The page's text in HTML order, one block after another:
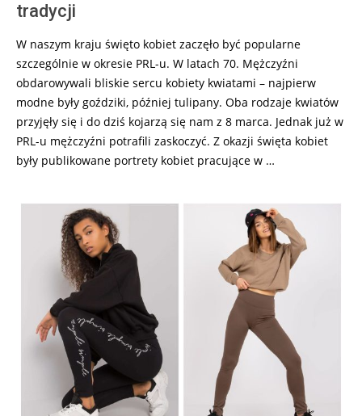
tradycji
W naszym kraju święto kobiet zaczęło być popularne
szczególnie w okresie PRL-u. W latach 70. Mężczyźni
obdarowywali bliskie sercu kobiety kwiatami – najpierw
modne były goździki, później tulipany. Oba rodzaje kwiatów
przyjęły się i do dziś kojarzą się nam z 8 marca. Jednak już w
PRL-u mężczyźni potrafili zaskoczyć. Z okazji święta kobiet
były publikowane portrety kobiet pracujące w …